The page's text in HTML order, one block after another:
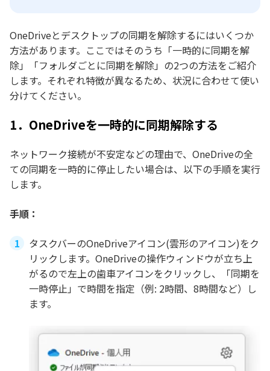
OneDriveとデスクトップの同期を解除するにはいくつか
方法があります。ここではそのうち「一時的に同期を解
除」「フォルダごとに同期を解除」の2つの方法をご紹介
します。それぞれ特徴が異なるため、状況に合わせて使い
分けてください。
1．OneDriveを一時的に同期解除する
ネットワーク接続が不安定などの理由で、OneDriveの全
ての同期を一時的に停止したい場合は、以下の手順を実行
します。
手順：
タスクバーのOneDriveアイコン(雲形のアイコン)をク
リックします。OneDriveの操作ウィンドウが立ち上
がるので左上の歯車アイコンをクリックし、「同期を
一時停止」で時間を指定（例: 2時間、8時間など）し
ます。